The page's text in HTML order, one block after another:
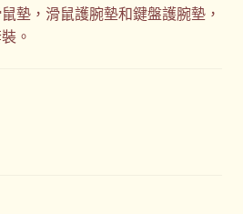
墊，滑鼠護腕墊和鍵盤護腕墊，
。